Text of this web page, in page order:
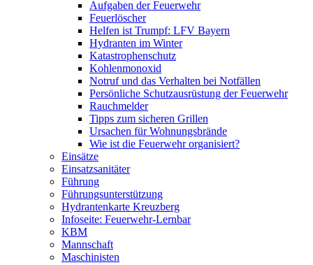
Aufgaben der Feuerwehr
Feuerlöscher
Helfen ist Trumpf: LFV Bayern
Hydranten im Winter
Katastrophenschutz
Kohlenmonoxid
Notruf und das Verhalten bei Notfällen
Persönliche Schutzausrüstung der Feuerwehr
Rauchmelder
Tipps zum sicheren Grillen
Ursachen für Wohnungsbrände
Wie ist die Feuerwehr organisiert?
Einsätze
Einsatzsanitäter
Führung
Führungsunterstützung
Hydrantenkarte Kreuzberg
Infoseite: Feuerwehr-Lernbar
KBM
Mannschaft
Maschinisten